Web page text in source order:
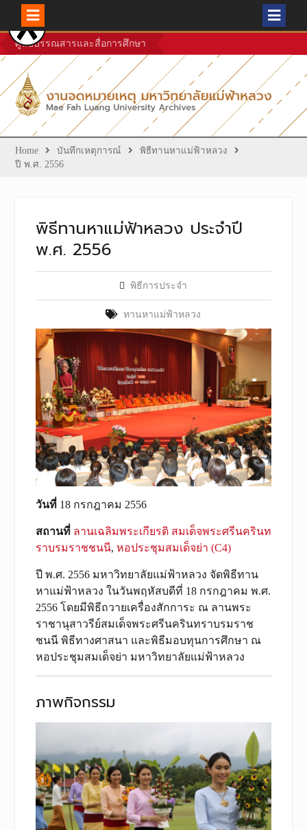
Skip
to
content
ศูนย์บรรณสารและสื่อการศึกษา
Home บันทึกเหตุการณ์
พิธีทานหาแม่ฟ้าหลวง
ปี พ.ศ. 2556
พิธีทานหาแม่ฟ้าหลวง ประจำปี
พ.ศ. 2556
พิธีการประจำ
ทานหาแม่ฟ้าหลวง
วันที่18 กรกฎาคม 2556
สถานที่ ลานเฉลิมพระเกียรติ สมเด็จพระศรีนครินท
ราบรมราชชนนี, หอประชุมสมเด็จย่า (C4)
ปี พ.ศ. 2556 มหาวิทยาลัยแม่ฟ้าหลวง จัดพิธีทาน
หาแม่ฟ้าหลวง ในวันพฤหัสบดีที่ 18 กรกฎาคม พ.ศ.
2556 โดยมีพิธีถวายเครื่องสักการะ ณ ลานพระ
ราชานุสาวรีย์สมเด็จพระศรีนครินทราบรมราช
ชนนี พิธีทางศาสนา และพิธีมอบทุนการศึกษา ณ
หอประชุมสมเด็จย่า มหาวิทยาลัยแม่ฟ้าหลวง
ภาพกิจกรรม